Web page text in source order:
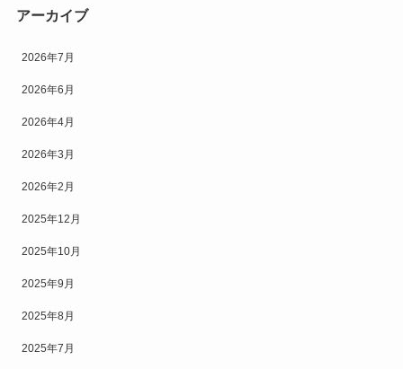
アーカイブ
2026年7月
2026年6月
2026年4月
2026年3月
2026年2月
2025年12月
2025年10月
2025年9月
2025年8月
2025年7月